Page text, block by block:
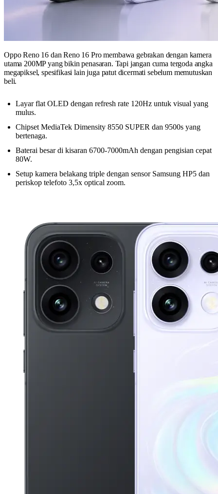
Oppo Reno 16 dan Reno 16 Pro membawa gebrakan dengan kamera
utama 200MP yang bikin penasaran. Tapi jangan cuma tergoda angka
megapiksel, spesifikasi lain juga patut dicermati sebelum memutuskan
beli.
Layar flat OLED dengan refresh rate 120Hz untuk visual yang
mulus.
Chipset MediaTek Dimensity 8550 SUPER dan 9500s yang
bertenaga.
Baterai besar di kisaran 6700-7000mAh dengan pengisian cepat
80W.
Setup kamera belakang triple dengan sensor Samsung HP5 dan
periskop telefoto 3,5x optical zoom.